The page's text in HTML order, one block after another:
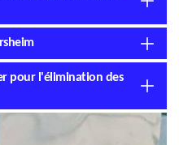
pour l'élimination des